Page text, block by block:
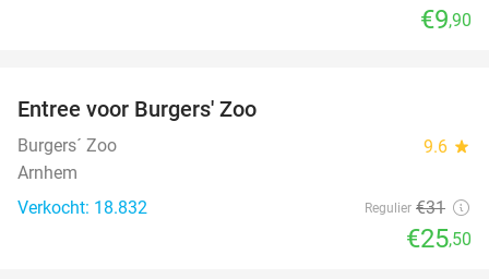
€9,90
Entree voor Burgers' Zoo
Burgers´ Zoo 9.6 star
Arnhem
Verkocht: 18.832
Regulier €31
€25,50